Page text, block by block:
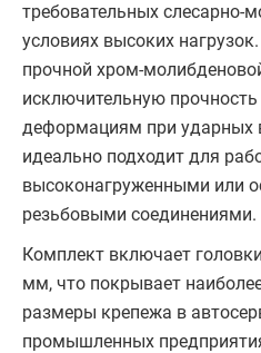
требовательных слесарно-
условиях высоких
прочной хром-
исключительную прочность
деформациям при ударных
идеально подходит для
высоконагруженными или
резьбовыми соединениями.
Комплект включает
мм, что покрывает
размеры крепежа в
промышленных